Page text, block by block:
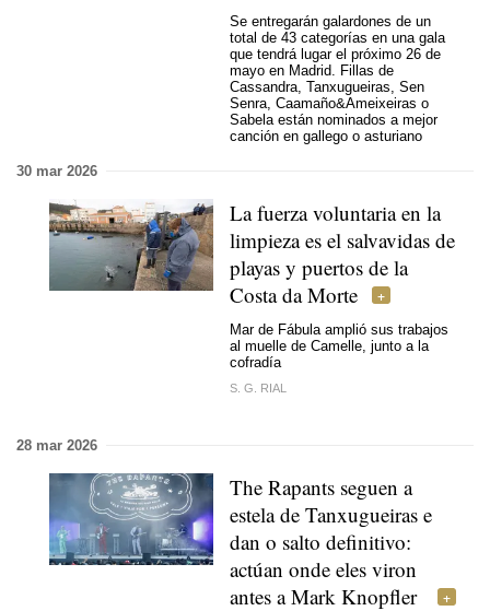
Se entregarán galardones de un
total de 43 categorías en una gala
que tendrá lugar el próximo 26 de
mayo en Madrid. Fillas de
Cassandra, Tanxugueiras, Sen
Senra, Caamaño&Ameixeiras o
Sabela están nominados a mejor
canción en gallego o asturiano
30 mar 2026
La fuerza voluntaria en la
limpieza es el salvavidas de
playas y puertos de la
Costa da Morte
Mar de Fábula amplió sus trabajos
al muelle de Camelle, junto a la
cofradía
S. G. RIAL
28 mar 2026
The Rapants seguen a
estela de Tanxugueiras e
dan o salto definitivo:
actúan onde eles viron
antes a Mark Knopfler